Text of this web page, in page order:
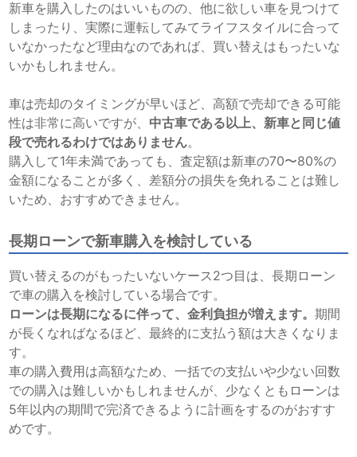
新車を購入したのはいいものの、他に欲しい車を見つけて
しまったり、実際に運転してみてライフスタイルに合って
いなかったなど理由なのであれば、買い替えはもったいな
いかもしれません。
車は売却のタイミングが早いほど、高額で売却できる可能
性は非常に高いですが、 中古車である以上、新車と同じ値
段で売れるわけではありません。
購入して1年未満であっても、査定額は新車の70〜80%の
金額になることが多く、差額分の損失を免れることは難し
いため、おすすめできません。
長期ローンで新車購入を検討している
買い替えるのがもったいないケース2つ目は、長期ローン
で車の購入を検討している場合です。
ローンは長期になるに伴って、金利負担が増えます。期間
が長くなればなるほど、最終的に支払う額は大きくなりま
す。
車の購入費用は高額なため、一括での支払いや少ない回数
での購入は難しいかもしれませんが、少なくともローンは
5年以内の期間で完済できるように計画をするのがおすす
めです。